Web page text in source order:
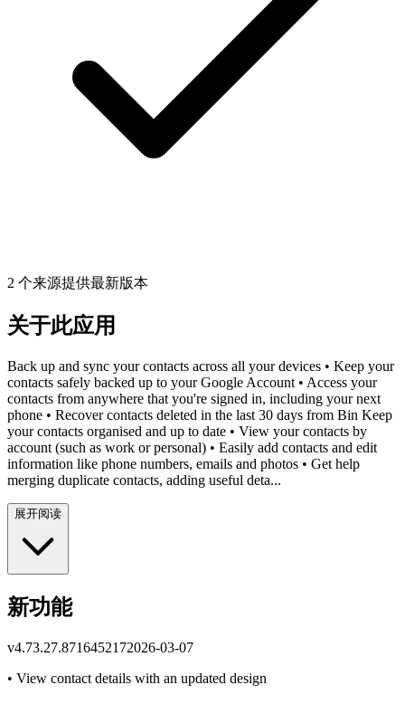
2 个来源提供最新版本
关于此应用
Back up and sync your contacts across all your devices • Keep your
contacts safely backed up to your Google Account • Access your
contacts from anywhere that you're signed in, including your next
phone • Recover contacts deleted in the last 30 days from Bin Keep
your contacts organised and up to date • View your contacts by
account (such as work or personal) • Easily add contacts and edit
information like phone numbers, emails and photos • Get help
merging duplicate contacts, adding useful deta...
展开阅读
新功能
v4.73.27.8716452172026-03-07
• View contact details with an updated design